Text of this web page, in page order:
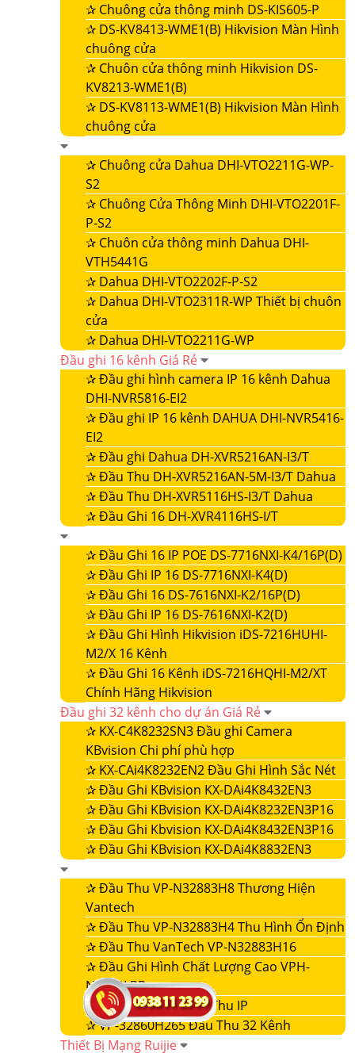
✰ Chuông cửa thông minh DS-KIS605-P
✰ DS-KV8413-WME1(B) Hikvision Màn Hình
chuông cửa
✰ Chuôn cửa thông minh Hikvision DS-
KV8213-WME1(B)
✰ DS-KV8113-WME1(B) Hikvision Màn Hình
chuông cửa
✰ Chuông cửa Dahua DHI-VTO2211G-WP-
S2
✰ Chuông Cửa Thông Minh DHI-VTO2201F-
P-S2
✰ Chuôn cửa thông minh Dahua DHI-
VTH5441G
✰ Dahua DHI-VTO2202F-P-S2
✰ Dahua DHI-VTO2311R-WP Thiết bị chuôn
cửa
✰ Dahua DHI-VTO2211G-WP
Đầu ghi 16 kênh Giá Rẻ
✰Đầu ghi hình camera IP 16 kênh Dahua
DHI-NVR5816-EI2
✰Đầu ghi IP 16 kênh DAHUA DHI-NVR5416-
EI2
✰Đầu ghi Dahua DH-XVR5216AN-I3/T
✰Đầu Thu DH-XVR5216AN-5M-I3/T Dahua
✰Đầu Thu DH-XVR5116HS-I3/T Dahua
✰Đầu Ghi 16 DH-XVR4116HS-I/T
✰Đầu Ghi 16 IP POE DS-7716NXI-K4/16P(D)
✰Đầu Ghi IP 16 DS-7716NXI-K4(D)
✰Đầu Ghi 16 DS-7616NXI-K2/16P(D)
✰Đầu Ghi IP 16 DS-7616NXI-K2(D)
✰Đầu Ghi Hình Hikvision iDS-7216HUHI-
M2/X 16 Kênh
✰Đầu Ghi 16 Kênh iDS-7216HQHI-M2/XT
Chính Hãng Hikvision
Đầu ghi 32 kênh cho dự án Giá Rẻ
✰ KX-C4K8232SN3 Đầu ghi Camera
KBvision Chi phí phù hợp
✰ KX-CAi4K8232EN2 Đầu Ghi Hình Sắc Nét
✰Đầu Ghi KBvision KX-DAi4K8432EN3
✰Đầu Ghi KBvision KX-DAi4K8232EN3P16
✰Đầu Ghi Kbvision KX-DAi4K8432EN3P16
✰Đầu Ghi KBvision KX-DAi4K8832EN3
✰Đầu Thu VP-N32883H8 Thương Hiện
Vantech
✰Đầu Thu VP-N32883H4 Thu Hình Ổn Định
✰Đầu Thu VanTech VP-N32883H16
✰Đầu Ghi Hình Chất Lượng Cao VPH-
N4432LPR
✰ VP-32860NVR Đầu Thu IP
✰VP-32860H265 Đầu Thu 32 Kênh
Thiết Bị Mạng Ruijie